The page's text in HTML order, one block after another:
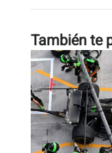
También te